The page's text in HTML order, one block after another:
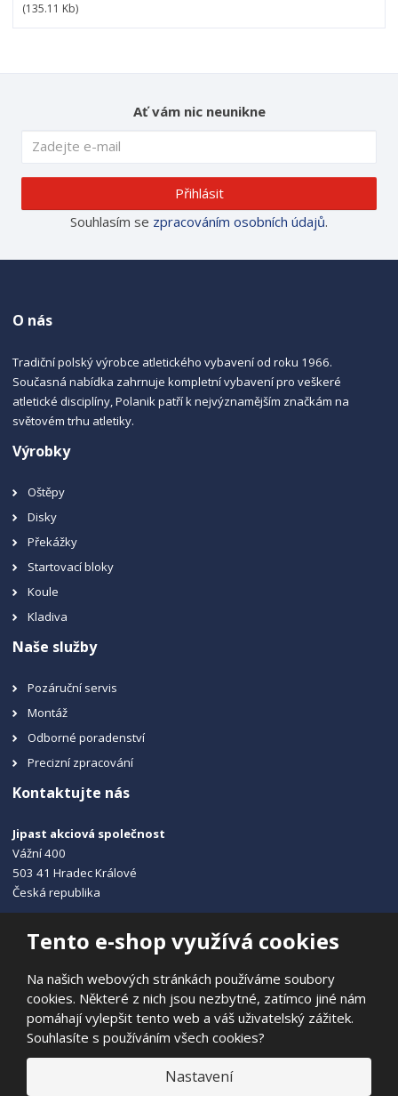
Tento e-shop využívá cookies
Na našich webových stránkách používáme soubory
cookies. Některé z nich jsou nezbytné, zatímco jiné nám
pomáhají vylepšit tento web a váš uživatelský zážitek.
Souhlasíte s používáním všech cookies?
Nastavení
(135.11 Kb)
Ať vám nic neunikne
Přihlásit
Souhlasím se zpracováním osobních údajů.
O nás
Tradiční polský výrobce atletického vybavení od roku 1966.
Současná nabídka zahrnuje kompletní vybavení pro veškeré
atletické disciplíny, Polanik patří k nejvýznamějším značkám na
světovém trhu atletiky.
Výrobky
Oštěpy
Disky
Překážky
Startovací bloky
Koule
Kladiva
Naše služby
Pozáruční servis
Montáž
Odborné poradenství
Precizní zpracování
Kontaktujte nás
Jipast akciová společnost
Vážní 400
503 41 Hradec Králové
Česká republika
info@jipast.cz
© 2026, JIPAST akciová společnost
Ochrana osobních údajů